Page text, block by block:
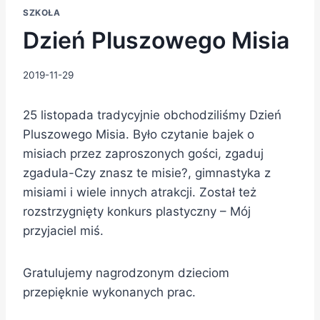
SZKOŁA
Dzień Pluszowego Misia
2019-11-29
25 listopada tradycyjnie obchodziliśmy Dzień
Pluszowego Misia. Było czytanie bajek o
misiach przez zaproszonych gości, zgaduj
zgadula-Czy znasz te misie?, gimnastyka z
misiami i wiele innych atrakcji. Został też
rozstrzygnięty konkurs plastyczny – Mój
przyjaciel miś.
Gratulujemy nagrodzonym dzieciom
przepięknie wykonanych prac.